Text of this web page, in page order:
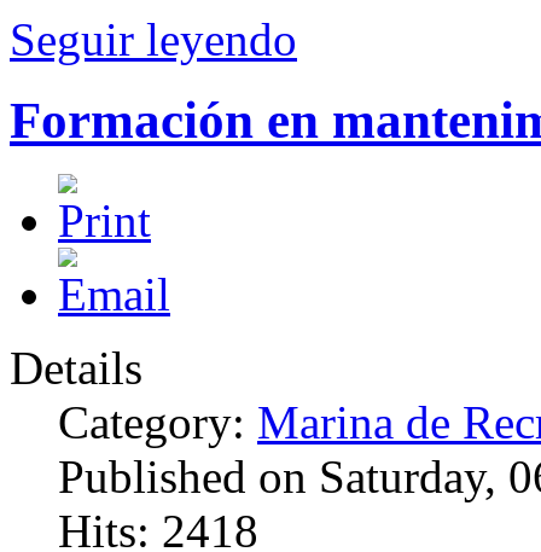
Seguir leyendo
Formación en
Details
Category: Marina de
Published on Saturday,
Hits: 2418